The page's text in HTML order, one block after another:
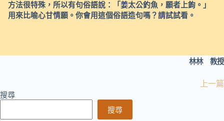
方法很特殊，所以有句俗語說：「姜太公釣魚，願者上鉤。」
用來比喻心甘情願。你會用這個俗語造句嗎？請試試看。
林林 教授
上一篇
搜尋
搜尋